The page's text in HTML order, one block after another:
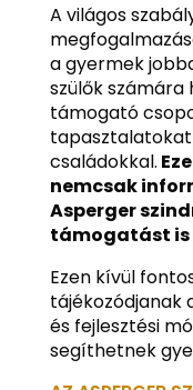
A világos
a gyermek
szülők számára
támogató
családokkal.
nemcsak
Asperger
támogatást is
Ezen kívül
tájékozódjanak
és fejlesztési
segíthetnek